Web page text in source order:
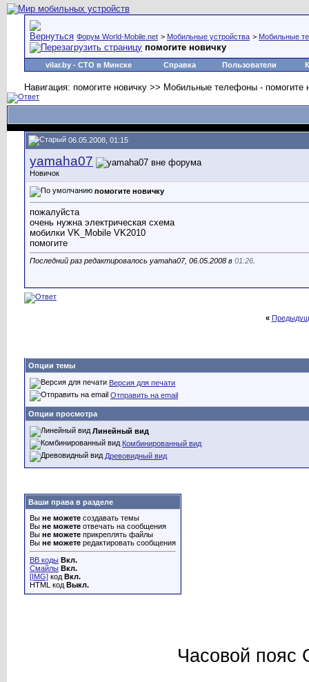
Форум World-Mobile.net > Мобильные устройства > Мобильные
помогите новичку
vilar.by - СТО в Минске Справка Пользователи
Навигация: помогите новичку >> Мобильные телефоны -
06.05.2008, 01:15
yamaha07
Новичок
помогите новичку
пожалуйста
очень нужна электрическая схема
мобилки VK_Mobile VK2010
помогите
Последний раз редактировалось yamaha07, 06.05.2008 в 01:26
«
Опции темы
Версия для печати
Отправить на email
Опции просмотра
Линейный вид
Комбинированный вид
Древовидный вид
Ваши права в разделе
Вы не можете создавать темы
Вы не можете отвечать на сообщения
Вы не можете прикреплять файлы
Вы не можете редактировать сообщения
BB коды Вкл.
Смайлы Вкл.
[IMG] код Вкл.
HTML код Выкл.
Часовой пояс